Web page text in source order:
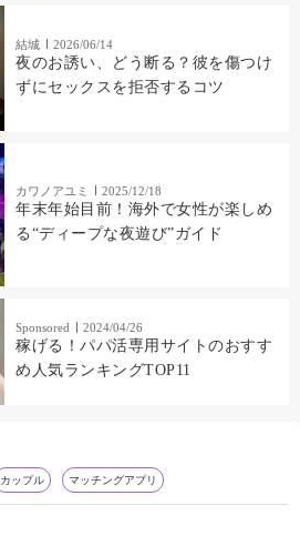
結城 2026/06/14
夜のお誘い、どう断る？彼を傷つけ
ずにセックスを拒否するコツ
カワノアユミ 2025/12/18
年末年始目前！海外で女性が楽しめ
る“ディープな夜遊び”ガイド
Sponsored 2024/04/26
稼げる！パパ活専用サイトのおすす
め人気ランキングTOP11
カップル マッチングアプリ